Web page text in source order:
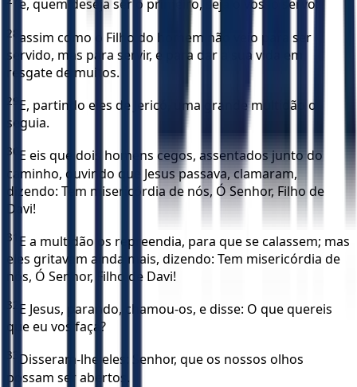
e, quem deseja ser o primeiro, seja o vosso servo;
28 assim como o Filho do homem não veio para ser
servido, mas para servir, e para dar a sua vida em
resgate de muitos.
29 E, partindo eles de Jericó, uma grande multidão o
seguia.
30 E eis que dois homens cegos, assentados junto do
caminho, ouvindo que Jesus passava, clamaram,
dizendo: Tem misericórdia de nós, Ó Senhor, Filho de
Davi!
31
E a multidão os repreendia, para que se calassem; mas
eles gritavam ainda mais, dizendo: Tem misericórdia de
nós, Ó Senhor, Filho de Davi!
32 E Jesus, parando, chamou-os, e disse: O que quereis
que eu vos faça?
33 Disseram-lhe eles: Senhor, que os nossos olhos
possam ser abertos.